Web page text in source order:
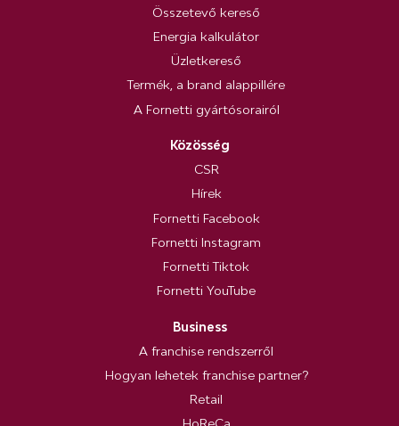
Összetevő kereső
Energia kalkulátor
Üzletkereső
Termék, a brand alappillére
A Fornetti gyártósorairól
Közösség
CSR
Hírek
Fornetti Facebook
Fornetti Instagram
Fornetti Tiktok
Fornetti YouTube
Business
A franchise rendszerről
Hogyan lehetek franchise partner?
Retail